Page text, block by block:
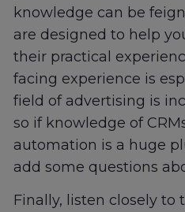
knowledge can be
are designed to help
their practical
facing experience is
field of advertising is
so if knowledge of
automation is a huge
add some questions
Finally, listen closely to